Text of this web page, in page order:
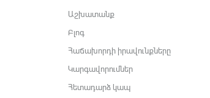
Աշխատանք
Բլոգ
Հաճախորդի իրավունքները
Կարգավորումներ
Հետադարձ կապ